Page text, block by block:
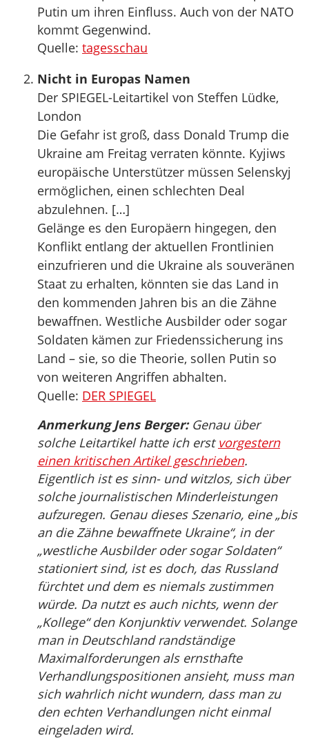
Putin um ihren Einfluss. Auch von der NATO
kommt Gegenwind.
Quelle: tagesschau
Nicht in Europas Namen
Der SPIEGEL-Leitartikel von Steffen Lüdke,
London
Die Gefahr ist groß, dass Donald Trump die
Ukraine am Freitag verraten könnte. Kyjiws
europäische Unterstützer müssen Selenskyj
ermöglichen, einen schlechten Deal
abzulehnen. […]
Gelänge es den Europäern hingegen, den
Konflikt entlang der aktuellen Frontlinien
einzufrieren und die Ukraine als souveränen
Staat zu erhalten, könnten sie das Land in
den kommenden Jahren bis an die Zähne
bewaffnen. Westliche Ausbilder oder sogar
Soldaten kämen zur Friedenssicherung ins
Land – sie, so die Theorie, sollen Putin so
von weiteren Angriffen abhalten.
Quelle: DER SPIEGEL
Anmerkung Jens Berger:Genau über
solche Leitartikel hatte ich erstvorgestern
einen kritischen Artikel geschrieben.
Eigentlich ist es sinn- und witzlos, sich über
solche journalistischen Minderleistungen
aufzuregen. Genau dieses Szenario, eine „bis
an die Zähne bewaffnete Ukraine“, in der
„westliche Ausbilder oder sogar Soldaten“
stationiert sind, ist es doch, das Russland
fürchtet und dem es niemals zustimmen
würde. Da nutzt es auch nichts, wenn der
„Kollege“ den Konjunktiv verwendet. Solange
man in Deutschland randständige
Maximalforderungen als ernsthafte
Verhandlungspositionen ansieht, muss man
sich wahrlich nicht wundern, dass man zu
den echten Verhandlungen nicht einmal
eingeladen wird.